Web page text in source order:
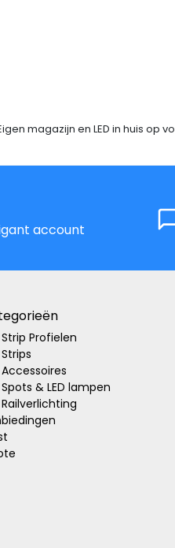
magazijn en LED in huis op
account
Strip Profielen
Strips
Accessoires
Spots & LED lampen
Railverlichting